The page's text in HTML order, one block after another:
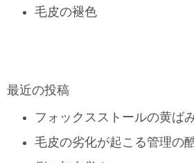
毛皮の褪色
最近の投稿
フォックスストールの黄ば
毛皮の劣化が起こる管理